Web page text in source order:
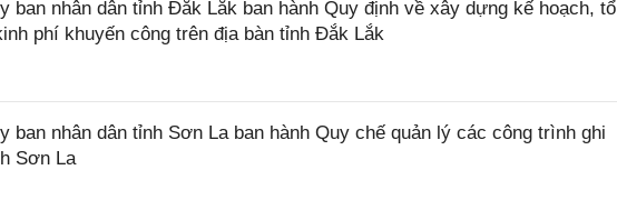
ban nhân dân tỉnh Đắk Lắk ban hành Quy định về xây dựng kế hoạch, tổ
phí khuyến công trên địa bàn tỉnh Đắk Lắk
ban nhân dân tỉnh Sơn La ban hành Quy chế quản lý các công trình ghi
Sơn La